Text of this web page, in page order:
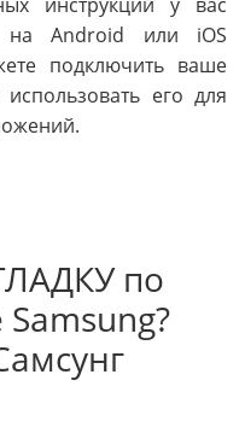
на Android или iOS
подключить ваше
его для
по